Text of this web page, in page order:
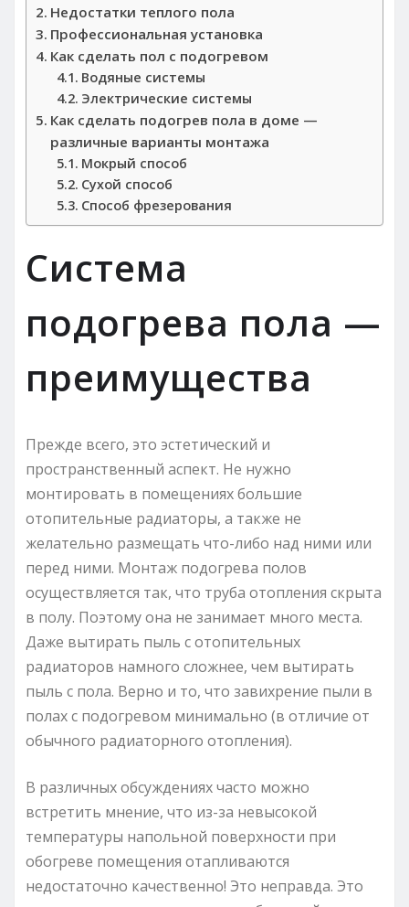
Недостатки теплого пола
Профессиональная установка
Как сделать пол с подогревом
Водяные системы
Электрические системы
Как сделать подогрев пола в доме —
различные варианты монтажа
Мокрый способ
Сухой способ
Способ фрезерования
Система
подогрева пола —
преимущества
Прежде всего, это эстетический и
пространственный аспект. Не нужно
монтировать в помещениях большие
отопительные радиаторы, а также не
желательно размещать что-либо над ними или
перед ними. Монтаж подогрева полов
осуществляется так, что труба отопления скрыта
в полу. Поэтому она не занимает много места.
Даже вытирать пыль с отопительных
радиаторов намного сложнее, чем вытирать
пыль с пола. Верно и то, что завихрение пыли в
полах с подогревом минимально (в отличие от
обычного радиаторного отопления).
В различных обсуждениях часто можно
встретить мнение, что из-за невысокой
температуры напольной поверхности при
обогреве помещения отапливаются
недостаточно качественно! Это неправда. Это